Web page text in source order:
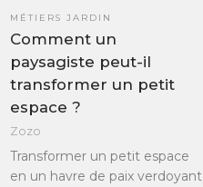
MÉTIERS JARDIN
Comment un
paysagiste peut-il
transformer un petit
espace ?
Zozo
Transformer un petit espace
en un havre de paix verdoyant